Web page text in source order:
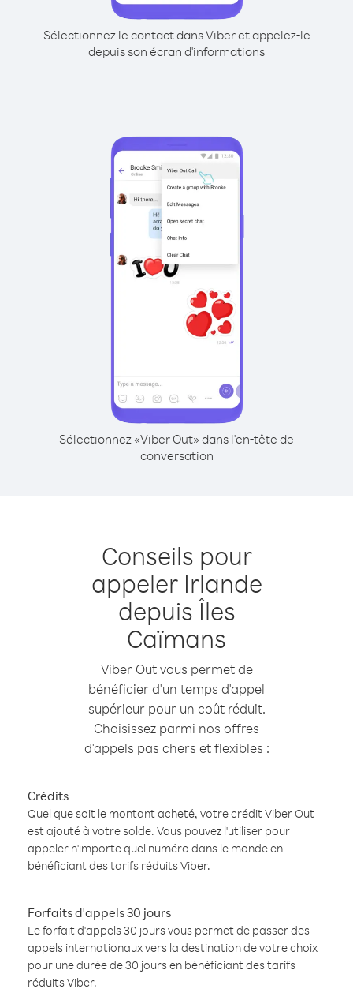
Sélectionnez le contact dans Viber et appelez-le
depuis son écran d'informations
Sélectionnez «Viber Out» dans l'en-tête de
conversation
Conseils pour
appeler Irlande
depuis Îles
Caïmans
Viber Out vous permet de
bénéficier d'un temps d'appel
supérieur pour un coût réduit.
Choisissez parmi nos offres
d'appels pas chers et flexibles :
Crédits
Quel que soit le montant acheté, votre crédit Viber Out
est ajouté à votre solde. Vous pouvez l'utiliser pour
appeler n'importe quel numéro dans le monde en
bénéficiant des tarifs réduits Viber.
Forfaits d'appels 30 jours
Le forfait d'appels 30 jours vous permet de passer des
appels internationaux vers la destination de votre choix
pour une durée de 30 jours en bénéficiant des tarifs
réduits Viber.